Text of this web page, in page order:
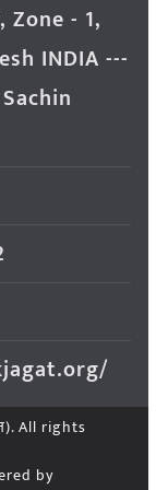
Zone - 1,
INDIA ---
. All rights
by